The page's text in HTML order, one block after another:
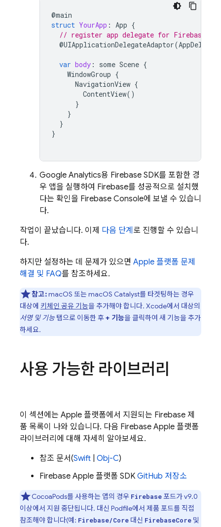
@main
struct YourApp : App {
// register app delegate for Firebase
@UIApplicationDelegateAdaptor(
var body : some Scene {
WindowGroup {
NavigationView {
ContentView()
}
}
}
}
Google Analytics용 Firebase SDK를 포함한 경
우 앱을 실행하여 Firebase를 성공적으로 설치했
다는 확인을 Firebase Console에 보낼 수 있습니
다.
작업이 끝났습니다. 이제 다음 단계 로 진행할 수 있습니
다.
하지만 설정하는 데 문제가 있으면 Apple 플랫폼 문제
해결 및 FAQ를 참조하세요.
참고:macOS 또는 macOS Catalyst를 타겟팅하는 경우
대상에 키체인 공유 기능을 추가해야 합니다. Xcode에서 대상의
서명 및 기능탭으로 이동한 후+ 기능을 클릭하여 새 기능을 추가
하세요.
사용 가능한 라이브러리
이 섹션에는 Apple 플랫폼에서 지원되는 Firebase 제
품 목록이 나와 있습니다. 다음 Firebase Apple 플랫폼
라이브러리에 대해 자세히 알아보세요.
참조 문서(Swift Obj-C)
Firebase Apple 플랫폼 SDK GitHub 저장소
CocoaPods를 사용하는 앱의 경우 Firebase포드가 v9.0
이상에서 지원 중단됩니다. 대신 Podfile에서 제품 포드를 직접
참조해야 합니다(예: Firebase/Core 대신 FirebaseCore 및